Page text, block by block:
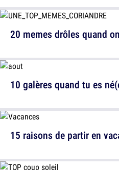
10 galères quand tu es
20 memes drôles quand
15 raisons de partir en